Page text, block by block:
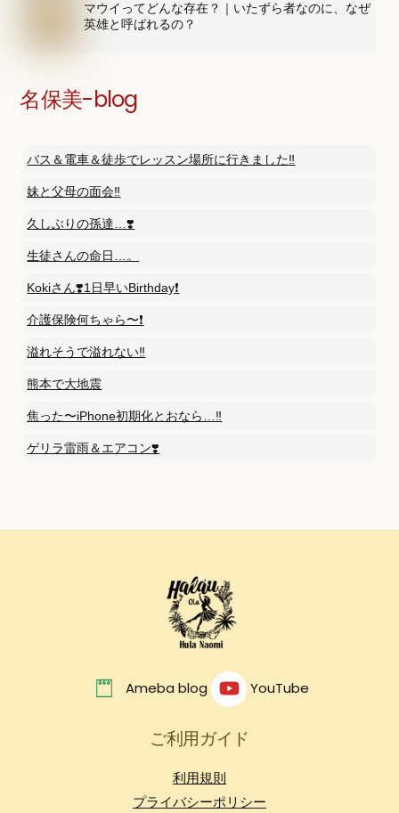
マウイってどんな存在？｜いたずら者なのに、なぜ
英雄と呼ばれるの？
名保美-blog
バス＆電車＆徒歩でレッスン場所に行きました‼️
妹と父母の面会‼️
久しぶりの孫達…❣️
生徒さんの命日…。
Kokiさん❣️1日早いBirthday❗️
介護保険何ちゃら〜❗️
溢れそうで溢れない‼️
熊本で大地震
焦った〜iPhone初期化とおなら…‼️
ゲリラ雷雨＆エアコン❣️
Back
To
Top
Ameba blog YouTube
ご利用ガイド
利用規則
プライバシーポリシー